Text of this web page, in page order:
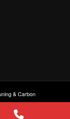
& Carbon